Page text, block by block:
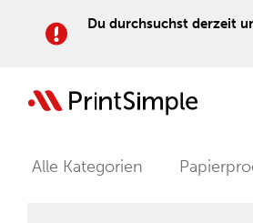
Du durchsuchst derzeit
Alle Kategorien